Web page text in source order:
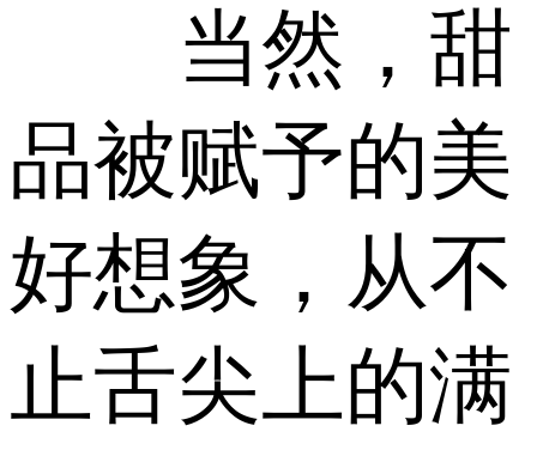
当然，甜
品被赋予的美
好想象，从不
止舌尖上的满